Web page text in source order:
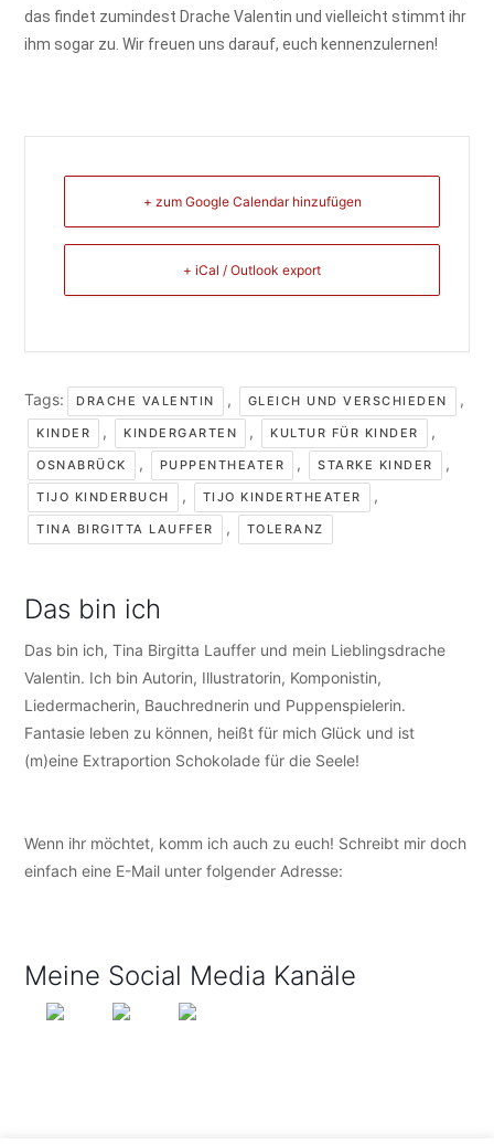
das findet zumindest Drache Valentin und vielleicht stimmt ihr
ihm sogar zu. Wir freuen uns darauf, euch kennenzulernen!
+ zum Google Calendar hinzufügen
+ iCal / Outlook export
Tags: DRACHE VALENTIN , GLEICH UND VERSCHIEDEN ,
KINDER , KINDERGARTEN , KULTUR FÜR KINDER ,
OSNABRÜCK , PUPPENTHEATER , STARKE KINDER ,
TIJO KINDERBUCH , TIJO KINDERTHEATER ,
TINA BIRGITTA LAUFFER , TOLERANZ
Das bin ich
Das bin ich, Tina Birgitta Lauffer und mein Lieblingsdrache
Valentin. Ich bin Autorin, Illustratorin, Komponistin,
Liedermacherin, Bauchrednerin und Puppenspielerin.
Fantasie leben zu können, heißt für mich Glück und ist
(m)eine Extraportion Schokolade für die Seele!
Wenn ihr möchtet, komm ich auch zu euch! Schreibt mir doch
einfach eine E-Mail unter folgender Adresse:
Meine Social Media Kanäle